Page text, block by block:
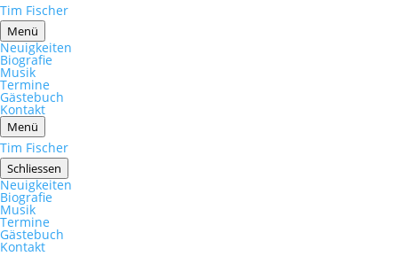
Tim Fischer
Menü
Neuigkeiten
Biografie
Musik
Termine
Gästebuch
Kontakt
Menü
Tim Fischer
Schliessen
Neuigkeiten
Biografie
Musik
Termine
Gästebuch
Kontakt